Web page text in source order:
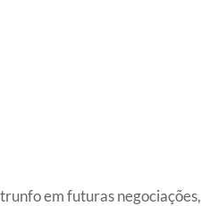
em futuras negociações,